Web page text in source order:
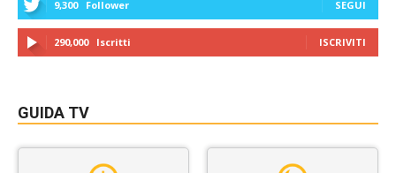
9,300 Follower SEGUI
290,000 Iscritti ISCRIVITI
GUIDA TV